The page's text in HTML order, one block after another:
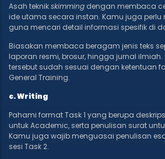
Asah teknikskimming dengan membaca
ide utama secara instan. Kamu juga perlu
guna mencari detail informasi spesifik di
Biasakan membaca beragam jenis teks
laporan resmi, brosur, hingga jurnal
tersebut sudah sesuai dengan ketentuan
General Training.
c. Writing
Pahami format Task 1 yang berupa
untuk Academic, serta penulisan surat
Kamu juga wajib menguasai penulisan
sesi Task 2.